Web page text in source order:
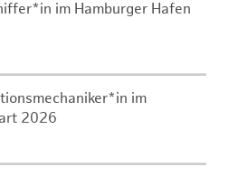
im Hamburger Hafen
im
2026